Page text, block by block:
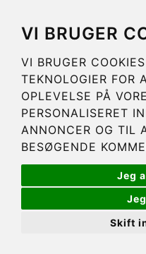
VI BRUGER
VI BRUGER
TEKNOLOGIER FOR
OPLEVELSE PÅ
PERSONALISERET
ANNONCER OG TIL
BESØGENDE
Jeg
Skift